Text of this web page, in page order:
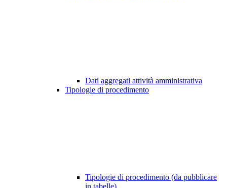
Dati aggregati attività amministrativa
Tipologie di procedimento
Tipologie di procedimento (da pubblicare